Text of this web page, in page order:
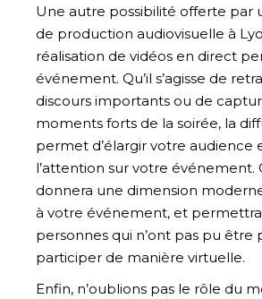
Une autre possibilité offerte par
de production audiovisuelle à
réalisation de vidéos en direct
événement. Qu’il s’agisse de
discours importants ou de
moments forts de la soirée, la
permet d’élargir votre audience
l’attention sur votre événement.
donnera une dimension
à votre événement, et
personnes qui n’ont pas pu être
participer de manière virtuelle.
Enfin, n’oublions pas le rôle du